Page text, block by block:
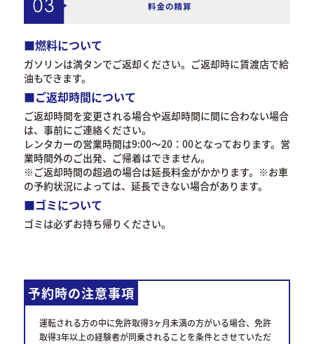
■燃料について
ガソリンは満タンでご返却ください。ご返却時に賃渡店で給
油もできます。
■ご返却時間について
ご返却時間を変更される場合や返却時間に間に合わない場合
は、事前にご連絡ください。
レンタカーの営業時間は9:00～20：00となっております。営
業時間外のご出発、ご帰着はできません。
※ご返却時間の超過の場合は延長料金がかかります。※お車
の予約状況によっては、延長できない場合があります。
■ゴミについて
ゴミは必ずお持ち帰りください。
予約時の注意事項
運転される方の中に免許取得3ヶ月未満の方がいる場合、免許
取得3年以上の経験者が同乗されることを条件とさせていただ